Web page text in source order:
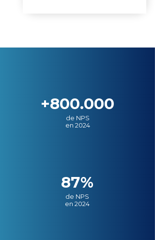
+800.000
de NPS
en 2024
87%
de NPS
en 2024